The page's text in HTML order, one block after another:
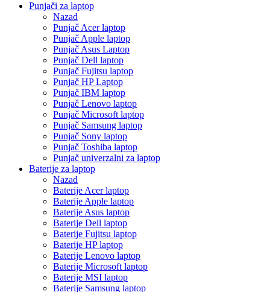
Punjači za laptop
Nazad
Punjač Acer laptop
Punjač Apple laptop
Punjač Asus Laptop
Punjač Dell laptop
Punjač Fujitsu laptop
Punjač HP Laptop
Punjač IBM laptop
Punjač Lenovo laptop
Punjač Microsoft laptop
Punjač Samsung laptop
Punjač Sony laptop
Punjač Toshiba laptop
Punjač univerzalni za laptop
Baterije za laptop
Nazad
Baterije Acer laptop
Baterije Apple laptop
Baterije Asus laptop
Baterije Dell laptop
Baterije Fujitsu laptop
Baterije HP laptop
Baterije Lenovo laptop
Baterije Microsoft laptop
Baterije MSI laptop
Baterije Samsung laptop